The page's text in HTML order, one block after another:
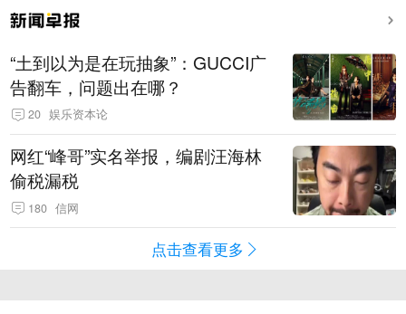
“土到以为是在玩抽象”：GUCCI广
告翻车，问题出在哪？
20 娱乐资本论
网红“峰哥”实名举报，编剧汪海林
偷税漏税
180 信网
点击查看更多